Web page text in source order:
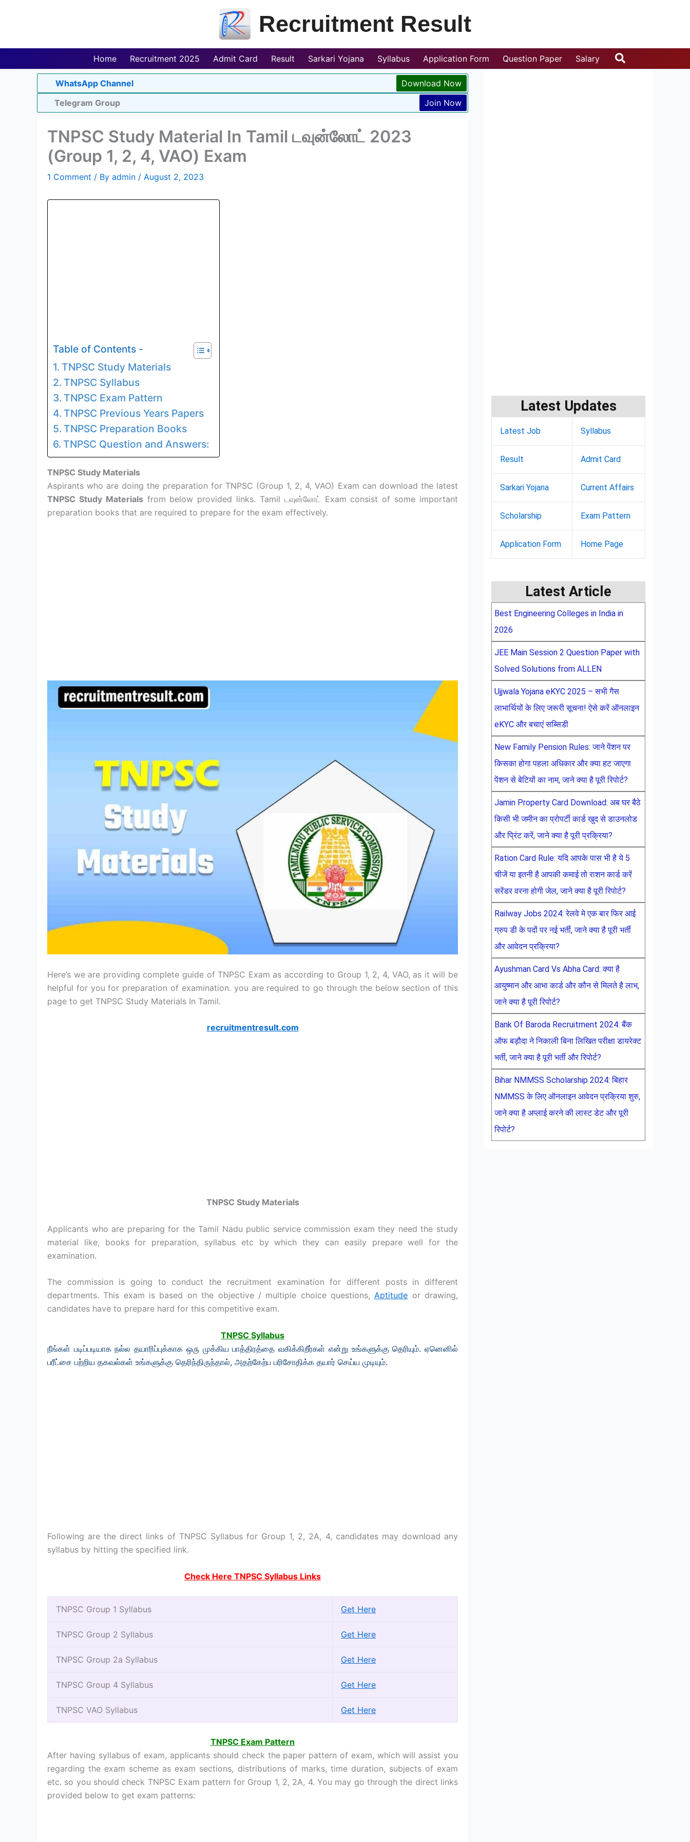
Recruitment Result
Home Recruitment 2025 Admit Card Result Sarkari Yojana Syllabus Application Form Question Paper Salary Search
WhatsApp Channel
Download Now
Telegram Group
Join Now
TNPSC Study Material In Tamil டவுன்லோட் 2023
(Group 1, 2, 4, VAO) Exam
1 Comment / By admin / August 2, 2023
Table of Contents -
TNPSC Study Materials
TNPSC Syllabus
TNPSC Exam Pattern
TNPSC Previous Years Papers
TNPSC Preparation Books
TNPSC Question and Answers:
TNPSC Study Materials
Aspirants who are doing the preparation for TNPSC (Group 1, 2, 4, VAO) Exam can download the latest
TNPSC Study Materialsfrom below provided links. Tamil டவுன்லோட் Exam consist of some important
preparation books that are required to prepare for the exam effectively.
Here’s we are providing complete guide of TNPSC Exam as according to Group 1, 2, 4, VAO, as it will be
helpful for you for preparation of examination. you are required to go through the below section of this
page to get TNPSC Study Materials In Tamil.
recruitmentresult.com
TNPSC Study Materials
Applicants who are preparing for the Tamil Nadu public service commission exam they need the study
material like, books for preparation, syllabus etc by which they can easily prepare well for the
examination.
The commission is going to conduct the recruitment examination for different posts in different
departments. This exam is based on the objective / multiple choice questions,Aptitude or drawing,
candidates have to prepare hard for this competitive exam.
TNPSC Syllabus
நீங்கள் படிப்படியாக நல்ல தயாரிப்புக்காக ஒரு முக்கிய பாத்திரத்தை வகிக்கிறீர்கள் என்று உங்களுக்கு தெரியும். ஏனெனில்
பரீட்சை பற்றிய தகவல்கள் உங்களுக்கு தெரிந்திருந்தால், அதற்கேற்ப பரிசோதிக்க தயார் செய்ய முடியும்.
Following are the direct links of TNPSC Syllabus for Group 1, 2, 2A, 4, candidates may download any
syllabus by hitting the specified link.
Check Here TNPSC Syllabus Links
TNPSC Group 1 Syllabus Get Here
TNPSC Group 2 Syllabus Get Here
TNPSC Group 2a Syllabus Get Here
TNPSC Group 4 Syllabus Get Here
TNPSC VAO Syllabus Get Here
TNPSC Exam Pattern
After having syllabus of exam, applicants should check the paper pattern of exam, which will assist you
regarding the exam scheme as exam sections, distributions of marks, time duration, subjects of exam
etc. so you should check TNPSC Exam pattern for Group 1, 2, 2A, 4. You may go through the direct links
provided below to get exam patterns:
Latest Updates
Latest Job Syllabus
Result Admit Card
Sarkari Yojana Current Affairs
Scholarship Exam Pattern
Application Form Home Page
Latest Article
Best Engineering Colleges in India in
2026
JEE Main Session 2 Question Paper with
Solved Solutions from ALLEN
Ujjwala Yojana eKYC 2025 – सभी गैस
लाभार्थियों के लिए जरूरी सूचना! ऐसे करें ऑनलाइन
eKYC और बचाएं सब्सिडी
New Family Pension Rules: जाने पेंशन पर
किसका होगा पहला अधिकार और क्या हट जाएगा
पेंशन से बेटियों का नाम, जाने क्या है पूरी रिपोर्ट?
Jamin Property Card Download: अब घर बैठे
किसी भी जमीन का प्रोपर्टी कार्ड खुद से डाउनलोड
और प्रिंट करें, जाने क्या है पूरी प्रक्रिया?
Ration Card Rule: यदि आपके पास भी है ये 5
चीजें या इतनी है आपकी कमाई तो राशन कार्ड करें
सरेंडर वरना होगी जेल, जाने क्या है पूरी रिपोर्ट?
Railway Jobs 2024: रेलवे मे एक बार फिर आई
ग्रुप डी के पदों पर नई भर्ती, जाने क्या है पूरी भर्ती
और आवेदन प्रक्रिया?
Ayushman Card Vs Abha Card: क्या है
आयुष्मान और आभा कार्ड और कौन से मिलते है लाभ,
जाने क्या है पूरी रिपोर्ट?
Bank Of Baroda Recruitment 2024: बैंक
ऑफ बड़ौदा ने निकाली बिना लिखित परीक्षा डायरेक्ट
भर्ती, जाने क्या है पूरी भर्ती और रिपोर्ट?
Bihar NMMSS Scholarship 2024: बिहार
NMMSS के लिए ऑनलाइन आवेदन प्रक्रिया शुरु,
जाने क्या है अप्लाई करने की लास्ट डेट और पूरी
रिपोर्ट?